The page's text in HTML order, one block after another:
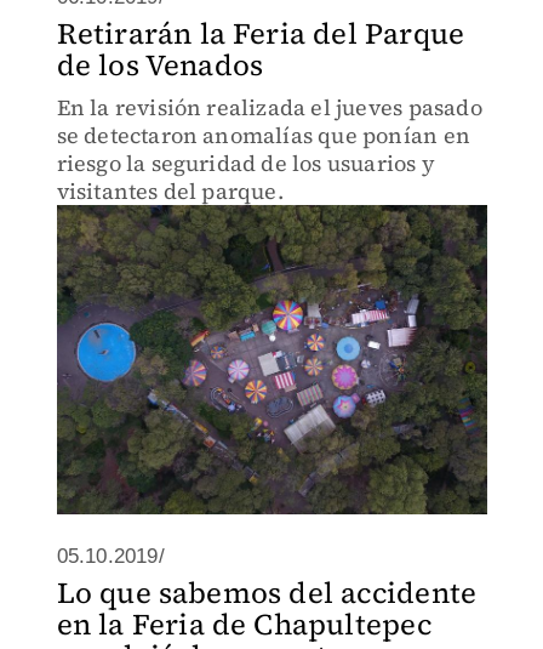
Retirarán la Feria del Parque
de los Venados
En la revisión realizada el jueves pasado
se detectaron anomalías que ponían en
riesgo la seguridad de los usuarios y
visitantes del parque.
05.10.2019/
Lo que sabemos del accidente
en la Feria de Chapultepec